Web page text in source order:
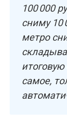
100 000
сниму 10
метро
самое,